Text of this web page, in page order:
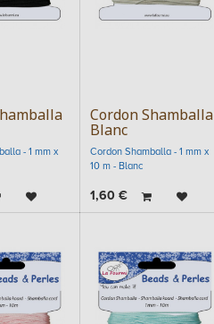
- 1 mm x
Cordon Shamballa
Blanc
Cordon Shamballa - 1 mm x
10 m - Blanc
1,60€